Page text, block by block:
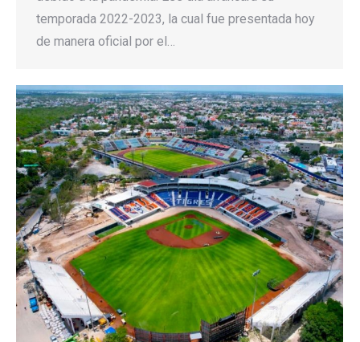
temporada 2022-2023, la cual fue presentada hoy
de manera oficial por el…